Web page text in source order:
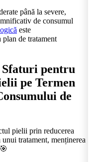
până la severe,
de consumul
este
de tratament
Sfaturi pentru
pe Termen
de
pielii prin reducerea
tratament, menținerea